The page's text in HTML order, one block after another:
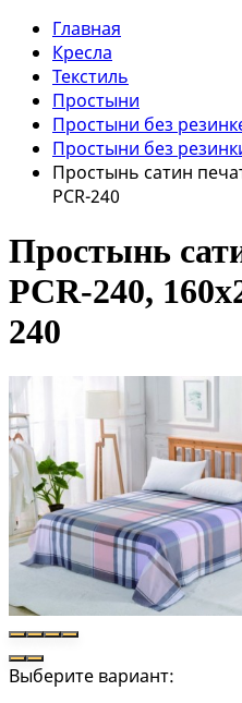
Главная
Кресла
Текстиль
Простыни
Простыни без
Простыни без
Простынь сатин
PCR-240
Простынь
PCR-240,
240
Выберите вариант: